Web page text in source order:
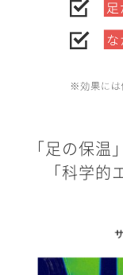
「足の保
「科学的